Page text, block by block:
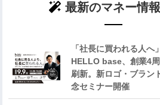
最新のマネー情報
「社長に買われる人へ
HELLO base、創業4
刷新。新ロゴ・ブラン
念セミナー開催